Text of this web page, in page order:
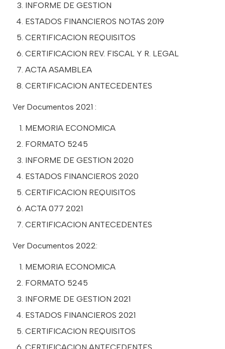
INFORME DE GESTION
ESTADOS FINANCIEROS NOTAS 2019
CERTIFICACION REQUISITOS
CERTIFICACION REV. FISCAL Y R. LEGAL
ACTA ASAMBLEA
CERTIFICACION ANTECEDENTES
Ver Documentos 2021 :
MEMORIA ECONOMICA
FORMATO 5245
INFORME DE GESTION 2020
ESTADOS FINANCIEROS 2020
CERTIFICACION REQUISITOS
ACTA 077 2021
CERTIFICACION ANTECEDENTES
Ver Documentos 2022:
MEMORIA ECONOMICA
FORMATO 5245
INFORME DE GESTION 2021
ESTADOS FINANCIEROS 2021
CERTIFICACION REQUISITOS